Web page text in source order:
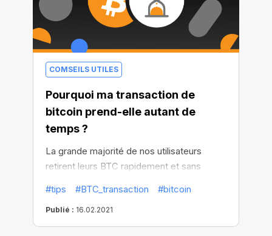
COMSEILS UTILES
Pourquoi ma transaction de
bitcoin prend-elle autant de
temps ?
La grande majorité de nos utilisateurs
retirent leurs BTC rapidement et sans
certains d'entre vous doivent attendre plus
longtemps.
#tips #BTC_transaction #bitcoin
Publié : 16.02.2021